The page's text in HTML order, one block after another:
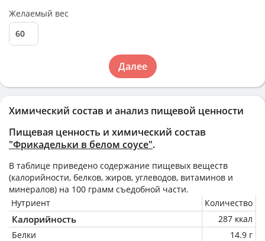
Химический состав и анализ пищевой ценности
Пищевая ценность и химический состав
"Фрикадельки в белом соусе".
В таблице приведено содержание пищевых веществ
(калорийности, белков, жиров, углеводов, витаминов и
минералов) на 100 грамм съедобной части.
Нутриент
Количество
Калорийность
287 ккал
Белки
14.9 г
Желаемый вес
Далее